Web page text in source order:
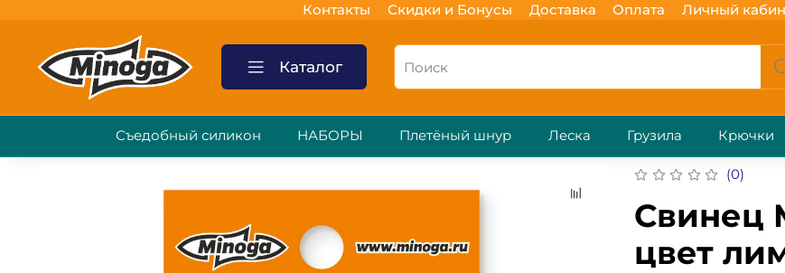
Контакты Скидки и Бонусы Доставка Оплата Личный
Каталог
Съедобный силикон НАБОРЫ Плетёный шнур Леска Грузила Крючки
(0)
Свинец
цвет